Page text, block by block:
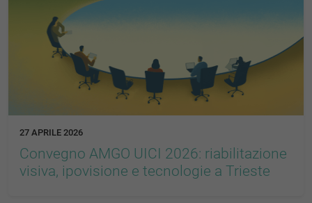
27 APRILE 2026
Convegno AMGO UICI 2026: riabilitazione
visiva, ipovisione e tecnologie a Trieste